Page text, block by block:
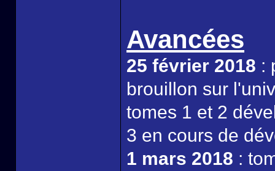
Avancées
25 février 2018 :
brouillon sur
tomes 1 et 2
3 en cours de
1 mars 2018 :